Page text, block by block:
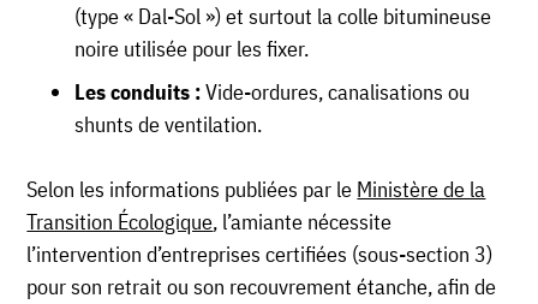
(type « Dal-Sol ») et surtout la colle bitumineuse
noire utilisée pour les fixer.
Les conduits :Vide-ordures, canalisations ou
shunts de ventilation.
Selon les informations publiées par le Ministère de la
Transition Écologique, l’amiante nécessite
l’intervention d’entreprises certifiées (sous-section 3)
pour son retrait ou son recouvrement étanche, afin de